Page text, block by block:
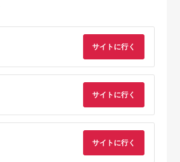
サイトに行く
サイトに行く
サイトに行く